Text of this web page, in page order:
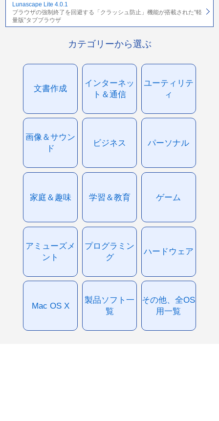
Lunascape Lite 4.0.1
ブラウザの強制終了を回避する「クラッシュ防止」機能が搭載された“軽
量版”タブブラウザ
カテゴリーから選ぶ
文書作成
インターネッ
ト＆通信
ユーティリテ
ィ
画像＆サウン
ド
ビジネス パーソナル
家庭＆趣味 学習＆教育 ゲーム
アミューズメ
ント
プログラミン
グ
ハードウェア
Mac OS X
製品ソフト一
覧
その他、全OS
用一覧